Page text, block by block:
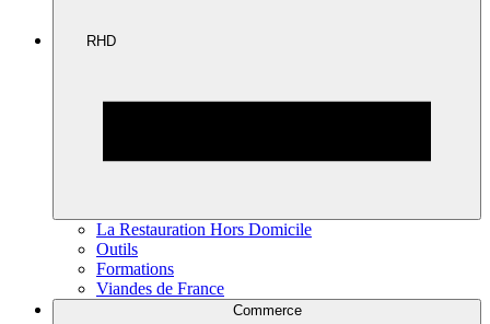
RHD
La Restauration Hors Domicile
Outils
Formations
Viandes de France
Commerce